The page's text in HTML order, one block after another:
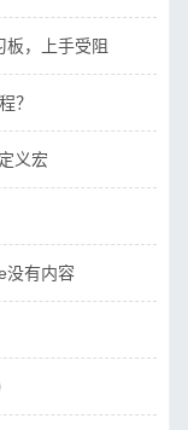
板，上手受阻
？
义宏
没有内容